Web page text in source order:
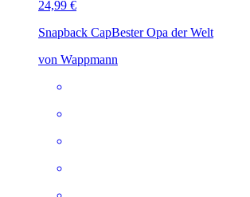
24,99 €
Snapback CapBester Opa der Welt
von Wappmann